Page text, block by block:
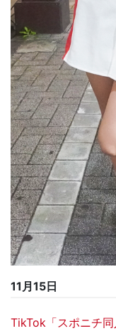
11月15日
TikTok「スポニチ同